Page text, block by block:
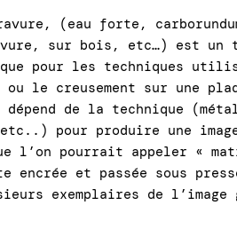
(eau forte,
sur bois, etc…) est un
pour les techniques
le creusement sur une
de la technique
pour produire une
l’on pourrait appeler «
encrée et passée sous
exemplaires de l’image